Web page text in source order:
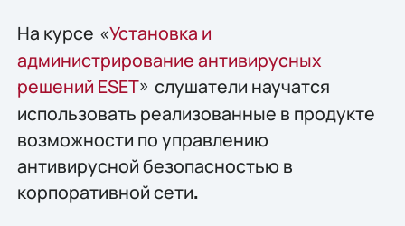
На курсе «Установка и
администрирование антивирусных
решений ESET» слушатели научатся
использовать реализованные в продукте
возможности по управлению
антивирусной безопасностью в
корпоративной сети.